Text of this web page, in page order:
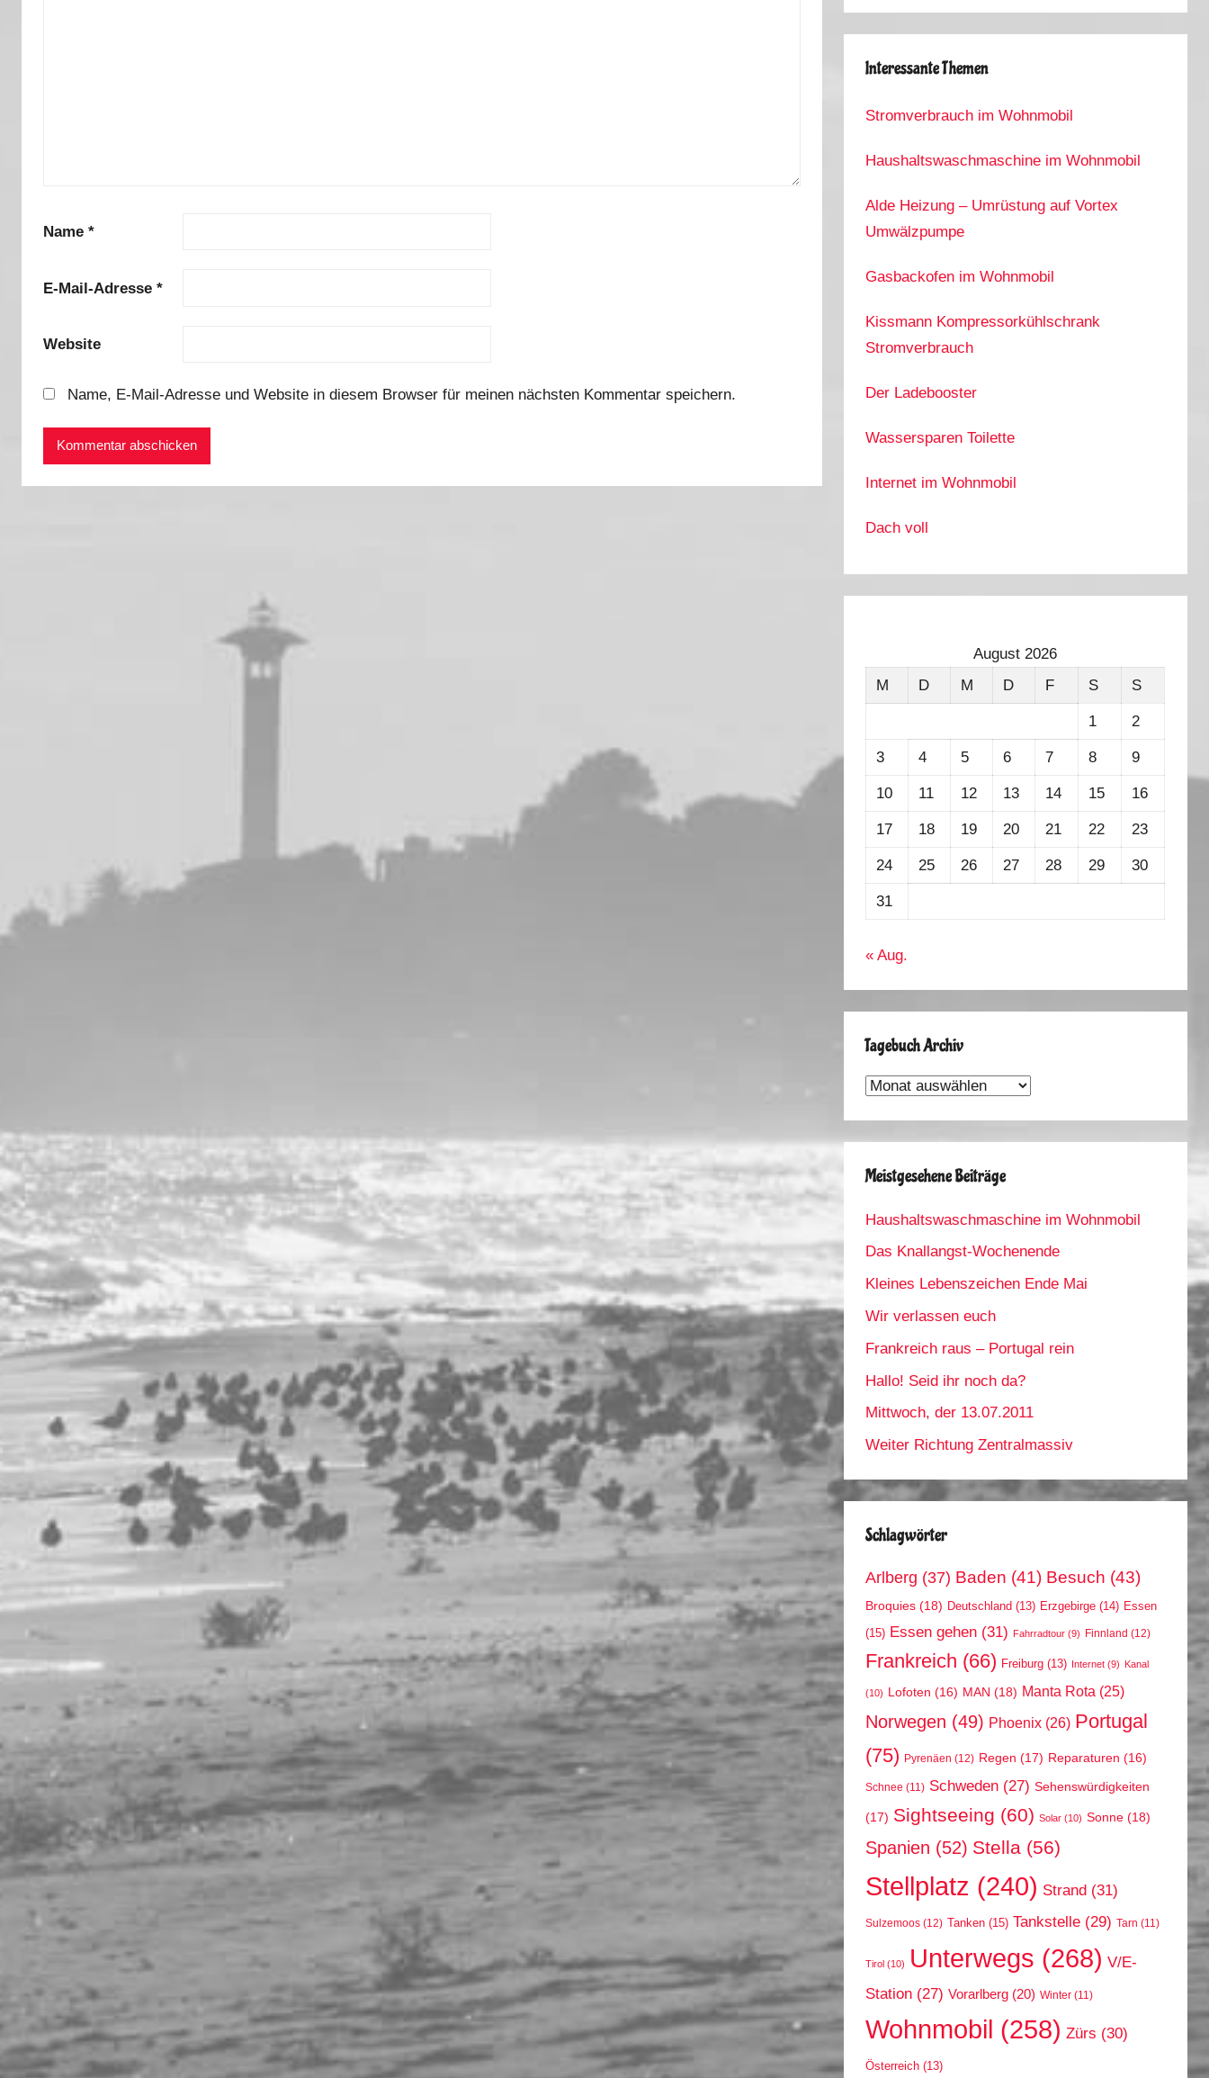
Name *
E-Mail-Adresse *
Website
Name, E-Mail-Adresse und Website in diesem Browser für meinen nächsten Kommentar speichern.
Interessante Themen
Stromverbrauch im Wohnmobil
Haushaltswaschmaschine im Wohnmobil
Alde Heizung – Umrüstung auf Vortex
Umwälzpumpe
Gasbackofen im Wohnmobil
Kissmann Kompressorkühlschrank
Stromverbrauch
Der Ladebooster
Wassersparen Toilette
Internet im Wohnmobil
Dach voll
August 2026
M
D M D F S S
1 2
3 4 5 6 7 8 9
10 11 12 13 14 15 16
17 18 19 20 21 22 23
24 25 26 27 28 29 30
31
« Aug.
Tagebuch Archiv
Tagebuch
Meistgesehene Beiträge
Haushaltswaschmaschine im Wohnmobil
Das Knallangst-Wochenende
Kleines Lebenszeichen Ende Mai
Wir verlassen euch
Frankreich raus – Portugal rein
Hallo! Seid ihr noch da?
Mittwoch, der 13.07.2011
Weiter Richtung Zentralmassiv
Schlagwörter
Arlberg (37) Baden (41) Besuch (43)
Broquies (18) Deutschland (13) Erzgebirge (14) Essen
(15) Essen gehen (31) Fahrradtour (9) Finnland (12)
Frankreich (66) Freiburg (13) Internet (9) Kanal
(10) Lofoten (16) MAN (18) Manta Rota (25)
Norwegen (49) Phoenix (26) Portugal
(75) Pyrenäen (12) Regen (17) Reparaturen (16)
Schnee (11) Schweden (27) Sehenswürdigkeiten
(17) Sightseeing (60) Solar (10) Sonne (18)
Spanien (52) Stella (56)
Stellplatz (240) Strand (31)
Sulzemoos (12) Tanken (15) Tankstelle (29) Tarn (11)
Tirol (10) Unterwegs (268) V/E-
Station (27) Vorarlberg (20) Winter (11)
Wohnmobil (258) Zürs (30)
Österreich (13)